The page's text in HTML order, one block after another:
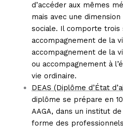
d’accéder aux mêmes
mais avec une
sociale. Il comporte trois
accompagnement de la
accompagnement de la
ou accompagnement à
vie ordinaire.
DEAS (Diplôme d’État
diplôme se prépare en
AAGA, dans un institut
forme des